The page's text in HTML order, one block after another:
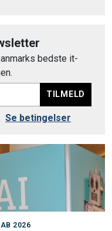
bedste it-
TILMELD
Se betingelser
2026